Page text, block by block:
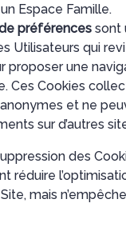
Espace Famille.
préférences sont
Utilisateurs qui
proposer une
Ces Cookies
et ne
sur d’autres
des
réduire
mais